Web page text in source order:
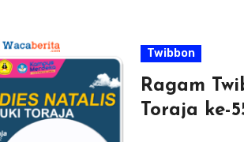
Twibbon
Ragam
Toraja ke-